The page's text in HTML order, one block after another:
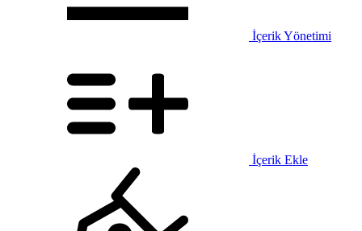
İçerik Yönetimi
İçerik Ekle